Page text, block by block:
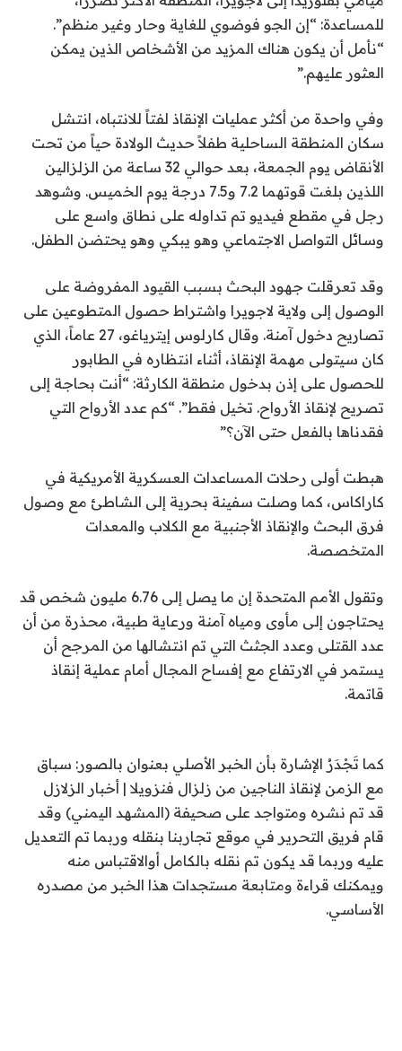
خ
2
8
و
ن
ي
و
2
0
6
للمساعدة: “إن الجو فوضوي للغاية وحار وغير منظم”.
“نأمل أن يكون هناك المزيد من الأشخاص الذين يمكن
العثور عليهم.”
وفي واحدة من أكثر عمليات الإنقاذ لفتاً للانتباه، انتشل
سكان المنطقة الساحلية طفلاً حديث الولادة حياً من تحت
الأنقاض يوم الجمعة، بعد حوالي 32 ساعة من الزلزالين
اللذين بلغت قوتهما 7.2 و7.5 درجة يوم الخميس. وشوهد
رجل في مقطع فيديو تم تداوله على نطاق واسع على
وسائل التواصل الاجتماعي وهو يبكي وهو يحتضن الطفل.
وقد تعرقلت جهود البحث بسبب القيود المفروضة على
الوصول إلى ولاية لاجويرا واشتراط حصول المتطوعين على
تصاريح دخول آمنة. وقال كارلوس إيترياغو، 27 عاماً، الذي
كان سيتولى مهمة الإنقاذ، أثناء انتظاره في الطابور
للحصول على إذن بدخول منطقة الكارثة: “أنت بحاجة إلى
تصريح لإنقاذ الأرواح. تخيل فقط”. “كم عدد الأرواح التي
فقدناها بالفعل حتى الآن؟”
هبطت أولى رحلات المساعدات العسكرية الأمريكية في
كاراكاس، كما وصلت سفينة بحرية إلى الشاطئ مع وصول
فرق البحث والإنقاذ الأجنبية مع الكلاب والمعدات
المتخصصة.
وتقول الأمم المتحدة إن ما يصل إلى 6.76 مليون شخص قد
يحتاجون إلى مأوى ومياه آمنة ورعاية طبية، محذرة من أن
عدد القتلى وعدد الجثث التي تم انتشالها من المرجح أن
يستمر في الارتفاع مع إفساح المجال أمام عملية إنقاذ
قاتمة.
كما تَجْدَرُ الإشارة بأن الخبر الأصلي بعنوان بالصور: سباق
مع الزمن لإنقاذ الناجين من زلزال فنزويلا | أخبار الزلازل
قد تم نشره ومتواجد على صحيفة (المشهد اليمني) وقد
قام فريق التحرير في موقع تجاربنا بنقله وربما تم التعديل
عليه وربما قد يكون تم نقله بالكامل أوالاقتباس منه
ويمكنك قراءة ومتابعة مستجدات هذا الخبر من مصدره
الأساسي.